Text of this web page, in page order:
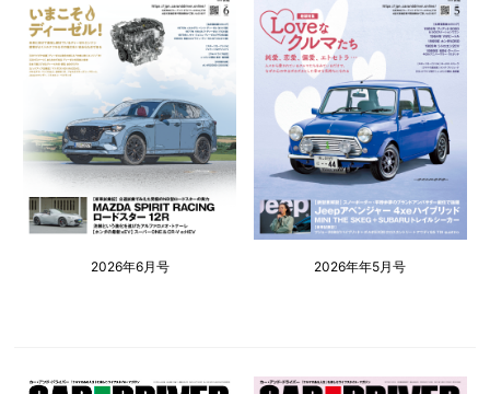
2026年6月号 2026年年5月号